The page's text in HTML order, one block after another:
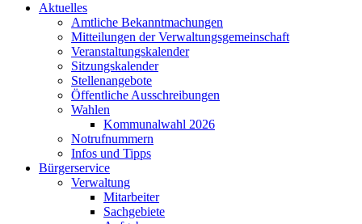
Aktuelles
Amtliche Bekanntmachungen
Mitteilungen der Verwaltungsgemeinschaft
Veranstaltungskalender
Sitzungskalender
Stellenangebote
Öffentliche Ausschreibungen
Wahlen
Kommunalwahl 2026
Notrufnummern
Infos und Tipps
Bürgerservice
Verwaltung
Mitarbeiter
Sachgebiete